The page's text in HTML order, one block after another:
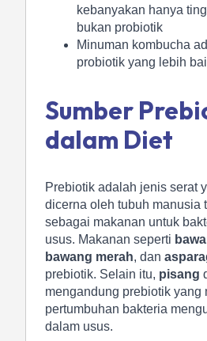
kebanyakan hanya
bukan probiotik
Minuman kombucha
probiotik yang lebih
Sumber
dalam Diet
Prebiotik adalah jenis serat
dicerna oleh tubuh manusia
sebagai makanan untuk
usus. Makanan seperti
bawang merah, dan
prebiotik. Selain itu, pisang
mengandung prebiotik yang
pertumbuhan bakteria
dalam usus.